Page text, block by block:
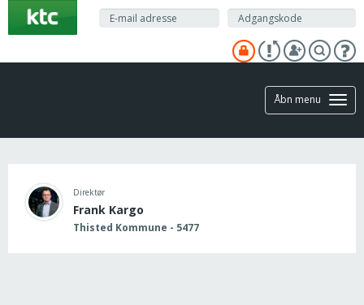
hovedindhold
Åbn menu
Direktør
Frank Kargo
Thisted Kommune - 5477